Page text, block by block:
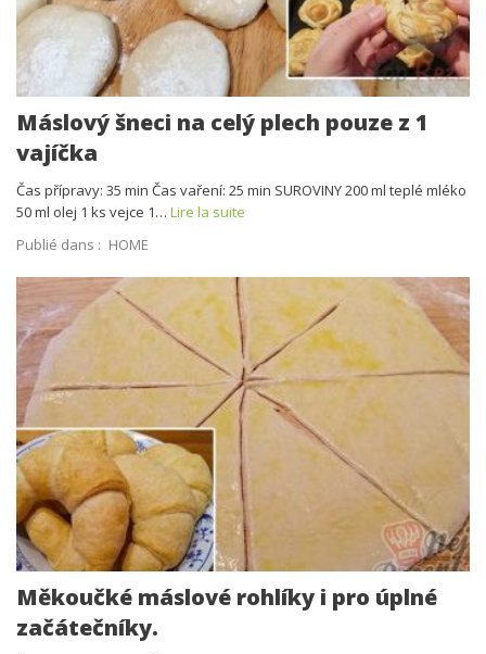
Máslový šneci na celý plech pouze z 1
vajíčka
Čas přípravy: 35 min Čas vaření: 25 min SUROVINY 200 ml teplé mléko
50 ml olej 1 ks vejce 1… Lire la suite
Publié dans : HOME
Měkoučké máslové rohlíky i pro úplné
začátečníky.